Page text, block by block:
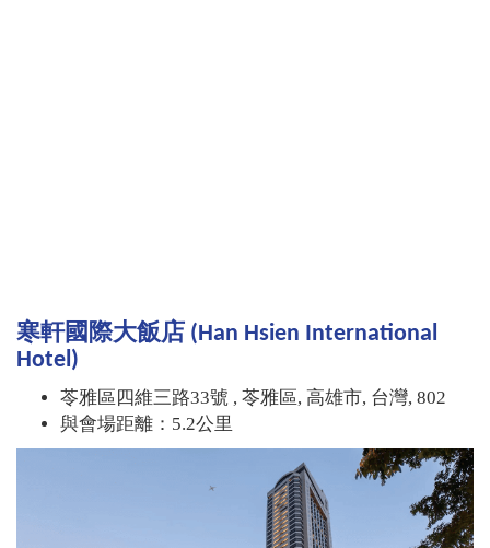
寒軒國際大飯店 (Han Hsien International
Hotel)
苓雅區四維三路33號 , 苓雅區, 高雄市, 台灣, 802
與會場距離：5.2公里